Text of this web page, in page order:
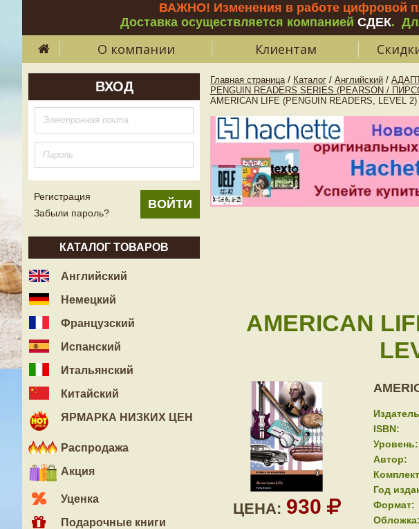
ВАЖНО! Изменения в работе цифровой
Доставка осуществляется компанией СДЕК.
О компании Клиентам
ВХОД
Регистрация
Забыли пароль?
КАТАЛОГ ТОВАРОВ
Английский
Немецкий
Французский
Испанский
Итальянский
Китайский
ЯРМАРКА НИЗКИХ ЦЕН
Распродажа
Акция
Уценка
Подарочные книги
Главная страница / Каталог / Английский /
PENGUIN READERS SERIES (PEARSON /
AMERICAN LIFE (PENGUIN READERS, LEVEL
AMERICAN
ЦЕНА: 930
ISBN:
Уровень:
Автор:
Год
Формат:
Обложка: